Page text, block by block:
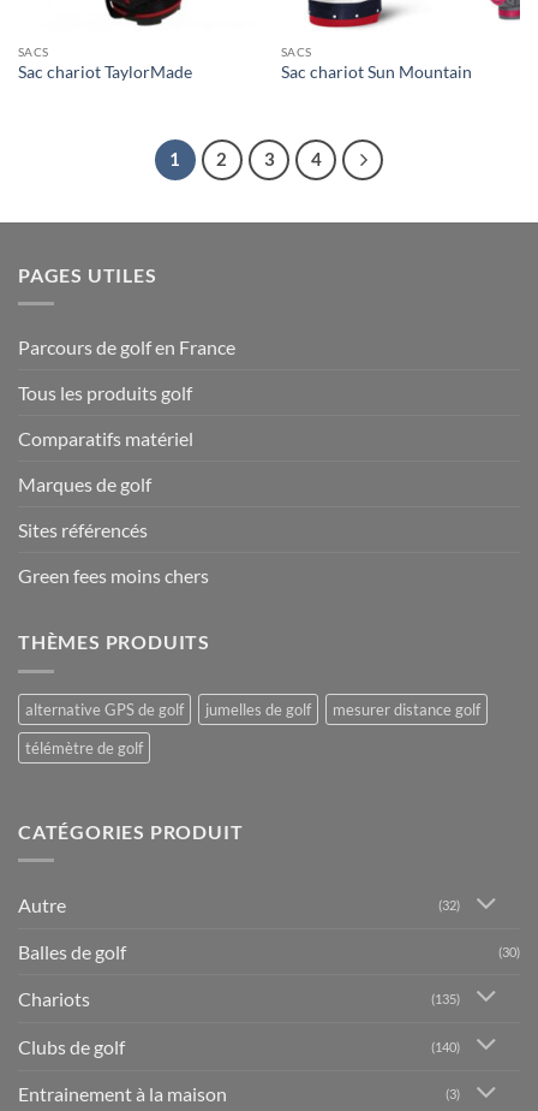
SACS
Sac chariot TaylorMade
SACS
Sac chariot Sun Mountain
1 2 3 4
PAGES UTILES
Parcours de golf en France
Tous les produits golf
Comparatifs matériel
Marques de golf
Sites référencés
Green fees moins chers
THÈMES PRODUITS
alternative GPS de golf jumelles de golf
mesurer distance golf
télémètre de golf
CATÉGORIES PRODUIT
Autre (32)
Balles de golf (30)
Chariots (135)
Clubs de golf (140)
Entrainement à la maison (3)